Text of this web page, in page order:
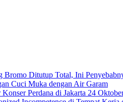
Bromo Ditutup Total, Ini
Cuci Muka dengan Air Garam
Perdana di Jakarta 24